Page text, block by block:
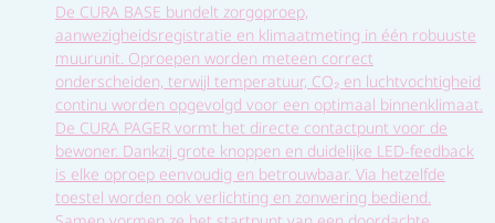
De CURA BASE bundelt zorgoproep,
aanwezigheidsregistratie en klimaatmeting in één robuuste
muurunit. Oproepen worden meteen correct
onderscheiden, terwijl temperatuur, CO₂ en luchtvochtigheid
continu worden opgevolgd voor een optimaal binnenklimaat.
De CURA PAGER vormt het directe contactpunt voor de
bewoner. Dankzij grote knoppen en duidelijke LED-feedback
is elke oproep eenvoudig en betrouwbaar. Via hetzelfde
toestel worden ook verlichting en zonwering bediend.